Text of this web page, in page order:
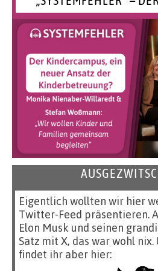
Eigentlich wollten wir hier
Twitter-Feed präsentieren.
Elon Musk und seinen
Satz mit X, das war wohl nix.
findet ihr aber hier: